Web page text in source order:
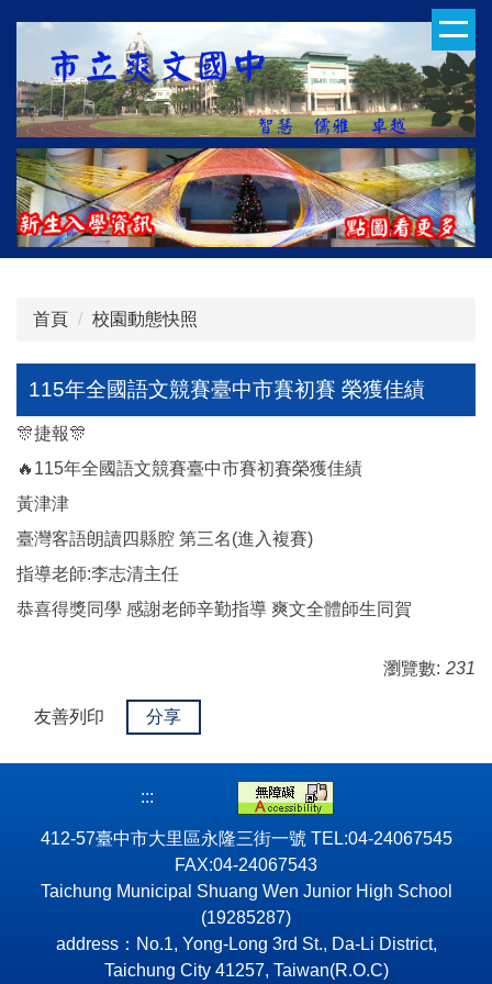
要
內
容
區
首頁 校園動態快照
115年全國語文競賽臺中市賽初賽 榮獲佳績
🎊捷報🎊
🔥115年全國語文競賽臺中市賽初賽榮獲佳績
黃津津
臺灣客語朗讀四縣腔 第三名(進入複賽)
指導老師:李志清主任
恭喜得獎同學 感謝老師辛勤指導 爽文全體師生同賀
瀏覽數: 231
友善列印 分享
:::
412-57臺中市大里區永隆三街一號 TEL:04-24067545
FAX:04-24067543
Taichung Municipal Shuang Wen Junior High School
(19285287)
address：No.1, Yong-Long 3rd St., Da-Li District,
Taichung City 41257, Taiwan(R.O.C)